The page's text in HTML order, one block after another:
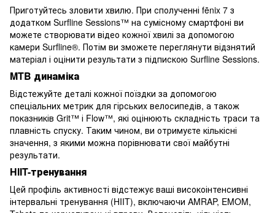
Приготуйтесь зловити хвилю. При сполученні fēnix 7 з
додатком Surfline Sessions™ на сумісному смартфоні ви
можете створювати відео кожної хвилі за допомогою
камери Surfline®. Потім ви зможете переглянути відзнятий
матеріал і оцінити результати з підпискою Surfline Sessions.
MTB динаміка
Відстежуйте деталі кожної поїздки за допомогою
спеціальних метрик для гірських велосипедів, а також
показників Grit™ і Flow™, які оцінюють складність траси та
плавність спуску. Таким чином, ви отримуєте кількісні
значення, з якими можна порівнювати свої майбутні
результати.
HIIT-тренування
Цей профіль активності відстежує ваші високоінтенсивні
інтервальні тренування (HIIT), включаючи AMRAP, EMOM,